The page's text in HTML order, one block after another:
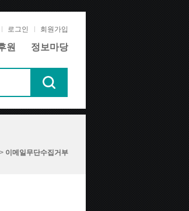
로그인 회원가입
원 정보마당
이메일무단수집거부